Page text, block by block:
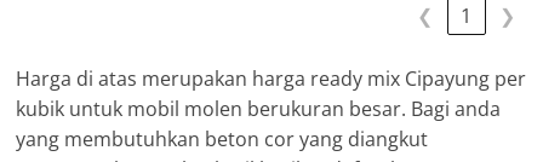
❮ 1 ❯
Harga di atas merupakan harga ready mix Cipayung per
kubik untuk mobil molen berukuran besar. Bagi anda
yang membutuhkan beton cor yang diangkut